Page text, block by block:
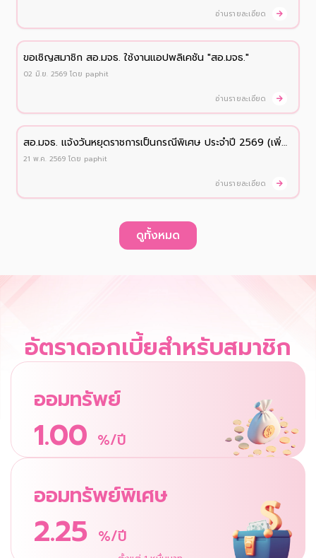
อ่านรายละเอียด
ขอเชิญสมาชิก สอ.มจธ. ใช้งานแอปพลิเคชัน "สอ.มจธ."
02 มิ.ย. 2569 โดย paphit
อ่านรายละเอียด
สอ.มจธ. เเจ้งวันหยุดราชการเป็นกรณีพิเศษ ประจำปี 2569 (เพิ่ม
21 พ.ค. 2569 โดย paphit
อ่านรายละเอียด
ดูทั้งหมด
อัตราดอกเบี้ยสำหรับสมาชิก
ออมทรัพย์
1.00 %/ปี
ออมทรัพย์พิเศษ
2.25 %/ปี